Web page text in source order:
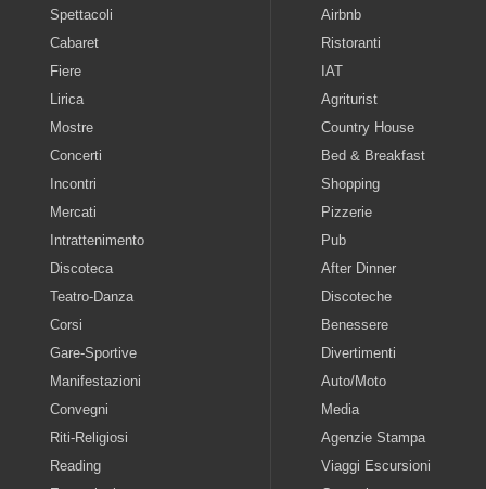
Spettacoli
Cabaret
Fiere
Lirica
Mostre
Concerti
Incontri
Mercati
Intrattenimento
Discoteca
Teatro-Danza
Corsi
Gare-Sportive
Manifestazioni
Convegni
Riti-Religiosi
Reading
Airbnb
Ristoranti
IAT
Agriturist
Country House
Bed & Breakfast
Shopping
Pizzerie
Pub
After Dinner
Discoteche
Benessere
Divertimenti
Auto/Moto
Media
Agenzie Stampa
Viaggi Escursioni